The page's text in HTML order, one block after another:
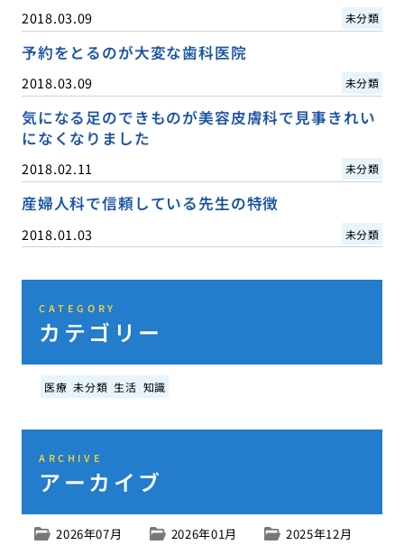
2018.03.09 未分類
予約をとるのが大変な歯科医院
2018.03.09 未分類
気になる足のできものが美容皮膚科で見事きれい
になくなりました
2018.02.11 未分類
産婦人科で信頼している先生の特徴
2018.01.03 未分類
CATEGORY
カテゴリー
医療 未分類 生活 知識
ARCHIVE
アーカイブ
2026年07月 2026年01月 2025年12月